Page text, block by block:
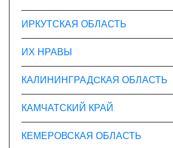
ИРКУТСКАЯ ОБЛАСТЬ
ИХ НРАВЫ
КАЛИНИНГРАДCКАЯ ОБЛАСТЬ
КАМЧАТСКИЙ КРАЙ
КЕМЕРОВСКАЯ ОБЛАСТЬ